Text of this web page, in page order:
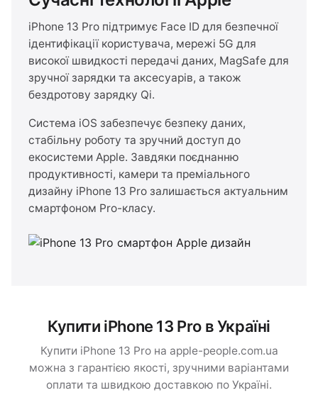
iPhone 13 Pro підтримує Face ID для безпечної
ідентифікації користувача, мережі 5G для
високої швидкості передачі даних, MagSafe для
зручної зарядки та аксесуарів, а також
бездротову зарядку Qi.
Система iOS забезпечує безпеку даних,
стабільну роботу та зручний доступ до
екосистеми Apple. Завдяки поєднанню
продуктивності, камери та преміального
дизайну iPhone 13 Pro залишається актуальним
смартфоном Pro-класу.
Купити iPhone 13 Pro в Україні
Купити iPhone 13 Pro на apple-people.com.ua
можна з гарантією якості, зручними варіантами
оплати та швидкою доставкою по Україні.